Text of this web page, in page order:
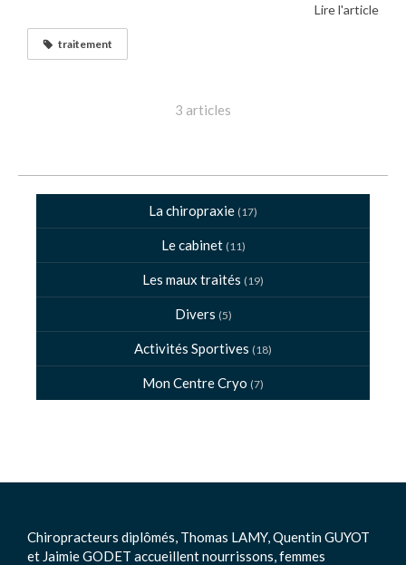
Lire l'article
traitement
3 articles
La chiropraxie (17)
Le cabinet (11)
Les maux traités (19)
Divers (5)
Activités Sportives (18)
Mon Centre Cryo (7)
Chiropracteurs diplômés, Thomas LAMY, Quentin GUYOT
et Jaimie GODET accueillent nourrissons, femmes